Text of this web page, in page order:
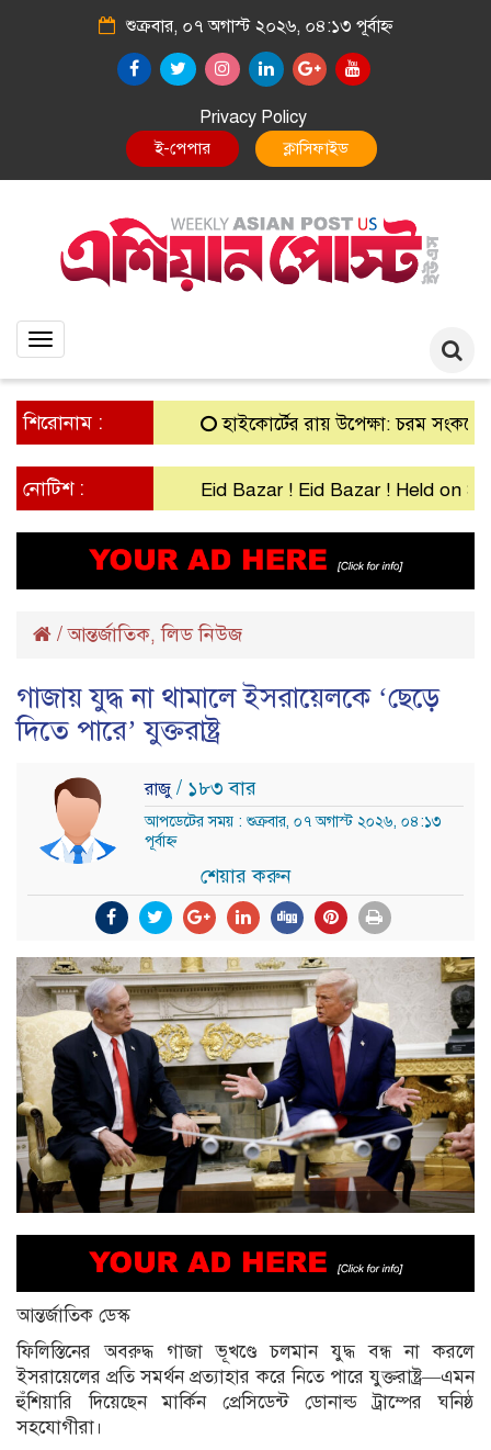
শুক্রবার, ০৭ অগাস্ট ২০২৬, ০৪:১৩ পূর্বাহ্ন
Privacy Policy
ই-পেপার ক্লাসিফাইড
Toggle
শিরোনাম : হাইকোর্টের রায় উপেক্ষা: চরম সংকটে
নোটিশ : Eid Bazar ! Eid Bazar ! Held on 30th
/আন্তর্জাতিক,লিড নিউজ
গাজায় যুদ্ধ না থামালে ইসরায়েলকে ‘ছেড়ে
দিতে পারে’ যুক্তরাষ্ট্র
রাজু / ১৮৩ বার
আপডেটের সময় : শুক্রবার, ০৭ অগাস্ট ২০২৬, ০৪:১৩
পূর্বাহ্ন
শেয়ার করুন
আন্তর্জাতিক ডেস্ক
ফিলিস্তিনের অবরুদ্ধ গাজা ভূখণ্ডে চলমান যুদ্ধ বন্ধ না করলে
ইসরায়েলের প্রতি সমর্থন প্রত্যাহার করে নিতে পারে যুক্তরাষ্ট্র—এমন
হুঁশিয়ারি দিয়েছেন মার্কিন প্রেসিডেন্ট ডোনাল্ড ট্রাম্পের ঘনিষ্ঠ
সহযোগীরা।